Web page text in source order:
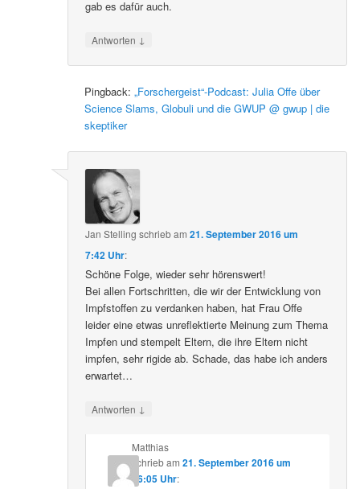
gab es dafür auch.
Antworten ↓
Pingback:„Forschergeist“-Podcast: Julia Offe über
Science Slams, Globuli und die GWUP @ gwup | die
skeptiker
Jan Stelling schriebam21. September 2016 um
7:42 Uhr:
Schöne Folge, wieder sehr hörenswert!
Bei allen Fortschritten, die wir der Entwicklung von
Impfstoffen zu verdanken haben, hat Frau Offe
leider eine etwas unreflektierte Meinung zum Thema
Impfen und stempelt Eltern, die ihre Eltern nicht
impfen, sehr rigide ab. Schade, das habe ich anders
erwartet…
Antworten ↓
Matthias
schriebam 21. September 2016 um
16:05 Uhr: